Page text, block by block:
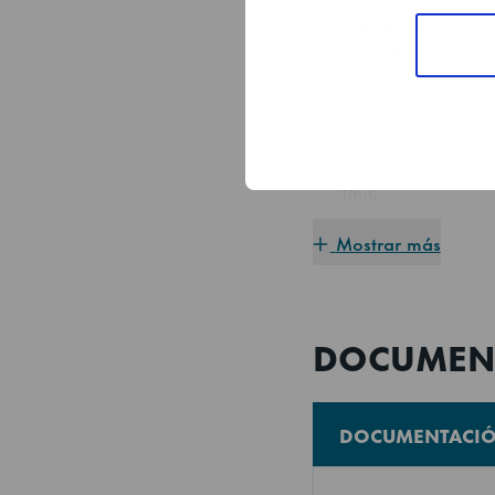
Período de
Título
Mostrar más